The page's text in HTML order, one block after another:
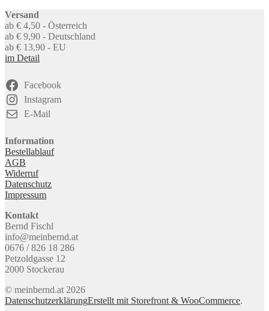
Versand
ab € 4,50 - Österreich
ab € 9,90 - Deutschland
ab € 13,90 - EU
im Detail
Facebook
Instagram
E-Mail
Information
Bestellablauf
AGB
Widerruf
Datenschutz
Impressum
Kontakt
Bernd Fischl
info@meinbernd.at
0676 / 826 18 286
Petzoldgasse 12
2000 Stockerau
© meinbernd.at 2026
DatenschutzerklärungErstellt mit Storefront & WooCommerce.